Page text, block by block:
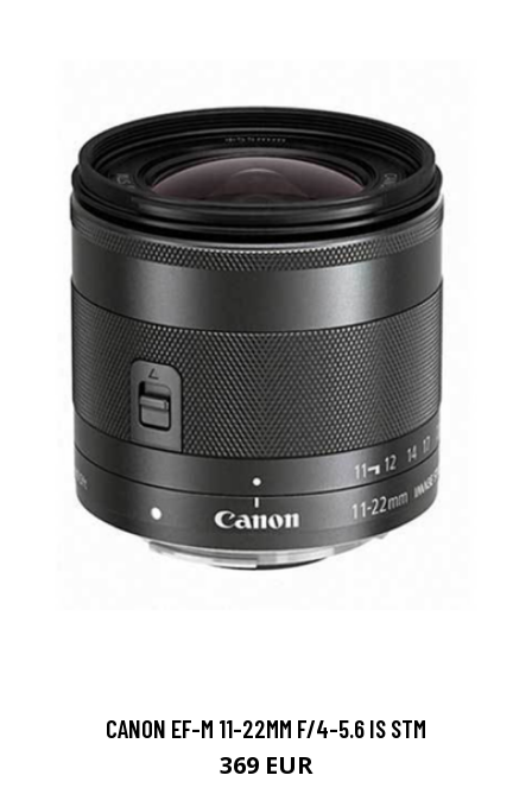
CANON EF-M 11-22MM F/4-5.6 IS STM
369 EUR